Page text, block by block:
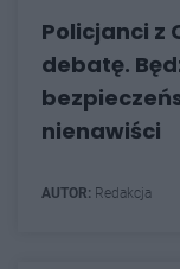
Policjanci z
debatę.
nienawiści
AUTOR: Redakcja